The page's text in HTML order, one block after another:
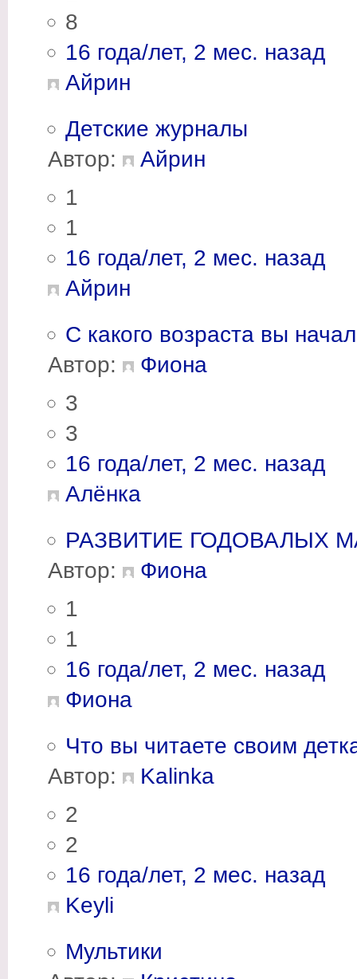
8
16 года/лет, 2 мес. назад
Айрин
Детские журналы
Автор:
Айрин
1
1
16 года/лет, 2 мес. назад
Айрин
С какого возраста вы
Автор:
Фиона
3
3
16 года/лет, 2 мес. назад
Алёнка
РАЗВИТИЕ ГОДОВАЛЫХ
Автор:
Фиона
1
1
16 года/лет, 2 мес. назад
Фиона
Что вы читаете своим
Автор:
Kalinka
2
2
16 года/лет, 2 мес. назад
Keyli
Мультики